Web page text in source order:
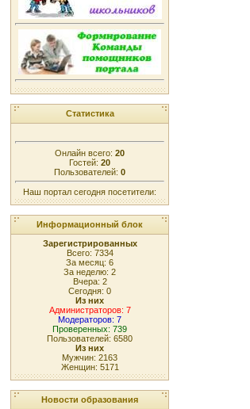
Статистика
Онлайн всего: 20
Гостей: 20
Пользователей: 0
Наш портал сегодня посетители:
Информационный блок
Зарегистрированных
Всего: 7334
За месяц: 6
За неделю: 2
Вчера: 2
Сегодня: 0
Из них
Администраторов: 7
Модераторов: 7
Проверенных: 739
Пользователей: 6580
Из них
Мужчин: 2163
Женщин: 5171
Новости образования